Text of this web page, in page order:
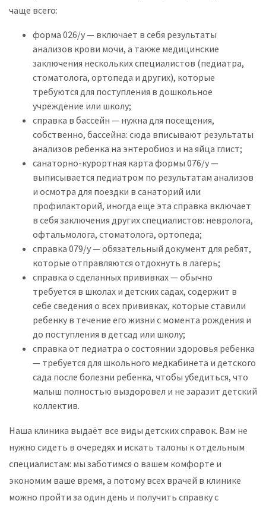
чаще всего:
форма 026/у — включает в себя результаты
анализов крови мочи, а также медицинские
заключения нескольких специалистов (педиатра,
стоматолога, ортопеда и других), которые
требуются для поступления в дошкольное
учреждение или школу;
справка в бассейн — нужна для посещения,
собственно, бассейна: сюда вписывают результаты
анализов ребенка на энтеробиоз и на яйца глист;
санаторно-курортная карта формы 076/у —
выписывается педиатром по результатам анализов
и осмотра для поездки в санаторий или
профилакторий, иногда еще эта справка включает
в себя заключения других специалистов: невролога,
офтальмолога, стоматолога, ортопеда;
справка 079/у — обязательный документ для ребят,
которые отправляются отдохнуть в лагерь;
справка о сделанных прививках — обычно
требуется в школах и детских садах, содержит в
себе сведения о всех прививках, которые ставили
ребенку в течение его жизни с момента рождения и
до поступления в детсад или школу;
справка от педиатра о состоянии здоровья ребенка
— требуется для школьного медкабинета и детского
сада после болезни ребенка, чтобы убедиться, что
малыш полностью выздоровел и не заразит детский
коллектив.
Наша клиника выдаёт все виды детских справок. Вам не
нужно сидеть в очередях и искать талоны к отдельным
специалистам: мы заботимся о вашем комфорте и
экономим ваше время, а потому всех врачей в клинике
можно пройти за один день и получить справку с